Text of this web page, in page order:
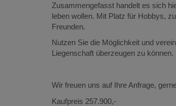
Zusammengefasst handelt es sich
leben wollen. Mit Platz für Hobbys,
Freunden.
Nutzen Sie die Möglichkeit und
Liegenschaft überzeugen zu können.
Wir freuen uns auf Ihre Anfrage,
Kaufpreis 257.900,-